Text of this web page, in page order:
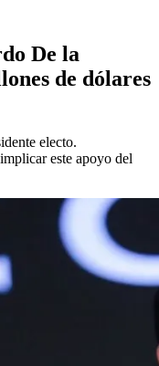
De la
de dólares
electo.
este apoyo del